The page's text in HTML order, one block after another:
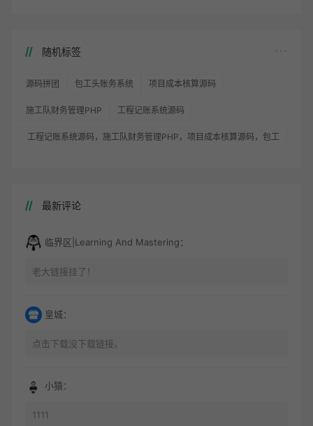
随机标签
源码拼团 包工头账务系统 项目成本核算源码
施工队财务管理PHP 工程记账系统源码
工程记账系统源码，施工队财务管理PHP，项目成本核算源码，包工
最新评论
临界区|Learning And Mastering：
老大链接挂了！
皇城：
点击下载没下载链接。
小猿：
1111